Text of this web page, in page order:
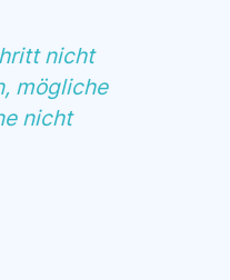
nicht
mögliche
nicht